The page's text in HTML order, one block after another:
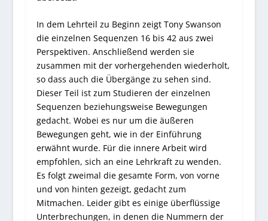
In dem Lehrteil zu Beginn zeigt Tony Swanson
die einzelnen Sequenzen 16 bis 42 aus zwei
Perspektiven. Anschließend werden sie
zusammen mit der vorhergehenden wiederholt,
so dass auch die Übergänge zu sehen sind.
Dieser Teil ist zum Studieren der einzelnen
Sequenzen beziehungsweise Bewegungen
gedacht. Wobei es nur um die äußeren
Bewegungen geht, wie in der Einführung
erwähnt wurde. Für die innere Arbeit wird
empfohlen, sich an eine Lehrkraft zu wenden.
Es folgt zweimal die gesamte Form, von vorne
und von hinten gezeigt, gedacht zum
Mitmachen. Leider gibt es einige überflüssige
Unterbrechungen, in denen die Nummern der